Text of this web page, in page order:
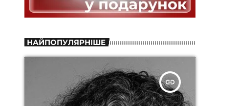
НАЙПОПУЛЯРНІШЕ
insert_link